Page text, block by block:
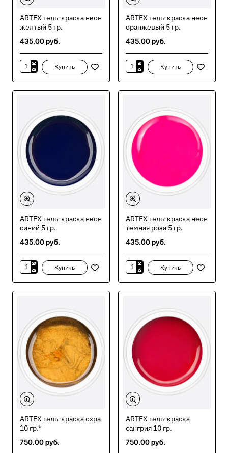
ARTEX гель-краска неон
желтый 5 гр.
435.00 руб.
ARTEX
гель-
краска
желтый
гр.
Купить
ARTEX гель-краска неон
оранжевый 5 гр.
435.00 руб.
ARTEX
гель-
краска
оранжевый
гр.
Купить
ARTEX гель-краска неон
синий 5 гр.
435.00 руб.
ARTEX
гель-
краска
гр.
Купить
ARTEX гель-краска неон
темная роза 5 гр.
435.00 руб.
ARTEX
гель-
краска
роза
5
гр.
Купить
ARTEX гель-краска охра
10 гр.*
750.00 руб.
ARTEX гель-краска
сангрия 10 гр.
750.00 руб.